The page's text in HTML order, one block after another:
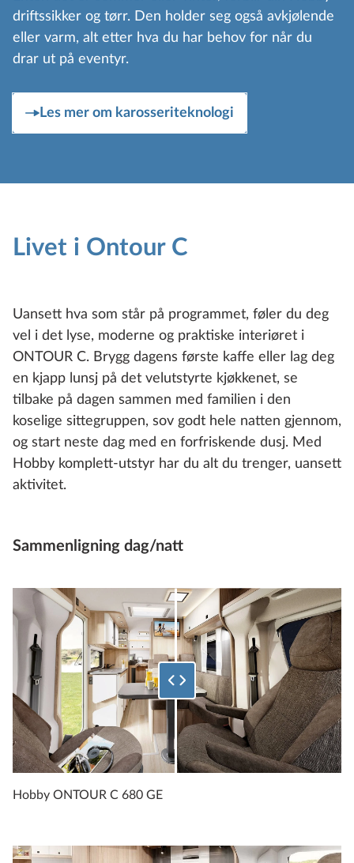
driftssikker og tørr. Den holder seg også avkjølende
eller varm, alt etter hva du har behov for når du
drar ut på eventyr.
Les mer om karosseriteknologi
Livet i Ontour C
Uansett hva som står på programmet, føler du deg
vel i det lyse, moderne og praktiske interiøret i
ONTOUR C. Brygg dagens første kaffe eller lag deg
en kjapp lunsj på det velutstyrte kjøkkenet, se
tilbake på dagen sammen med familien i den
koselige sittegruppen, sov godt hele natten gjennom,
og start neste dag med en forfriskende dusj. Med
Hobby komplett-utstyr har du alt du trenger, uansett
aktivitet.
Sammenligning dag/natt
Velg hvor stor prosentandel av det nederste bildet som skal
Hobby ONTOUR C 680 GE